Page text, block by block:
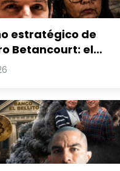
estratégico de
Betancourt: el
que desafía la
renueva su poder